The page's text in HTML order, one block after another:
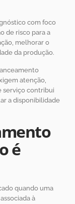
com foco
de risco para a
melhorar o
da produção.
atenção,
serviço contribui
a disponibilidade
é
quando uma
à